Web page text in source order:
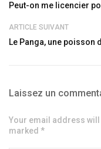
Peut-on me licencier
ARTICLE SUIVANT
Le Panga, une poisson
Laissez un
Your email address
marked *